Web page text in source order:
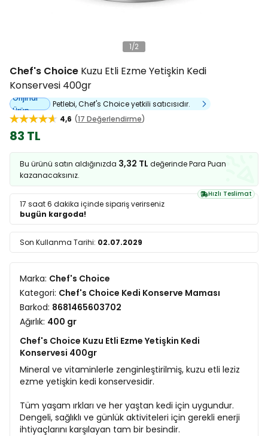
1/2
Chef's Choice Kuzu Etli Ezme Yetişkin Kedi
Konservesi 400gr
Orijinal
Ürün
Petlebi, Chef's Choice yetkili satıcısıdır.
4,6
17 Değerlendirme
83 TL
Bu ürünü satın aldığınızda 3,32 TL değerinde Para Puan
kazanacaksınız.
Hızlı Teslimat
17 saat 6 dakika içinde sipariş verirseniz
bugün kargoda!
Son Kullanma Tarihi: 02.07.2029
Marka: Chef's Choice
Kategori: Chef's Choice Kedi Konserve Maması
Barkod: 8681465603702
Ağırlık: 400 gr
Chef's Choice Kuzu Etli Ezme Yetişkin Kedi
Konservesi 400gr
Mineral ve vitaminlerle zenginleştirilmiş, kuzu etli leziz
ezme yetişkin kedi konservesidir.
Tüm yaşam ırkları ve her yaştan kedi için uygundur.
Dengeli, sağlıklı ve günlük aktiviteleri için gerekli enerji
ihtiyaçlarını karşılayan tam bir besindir.